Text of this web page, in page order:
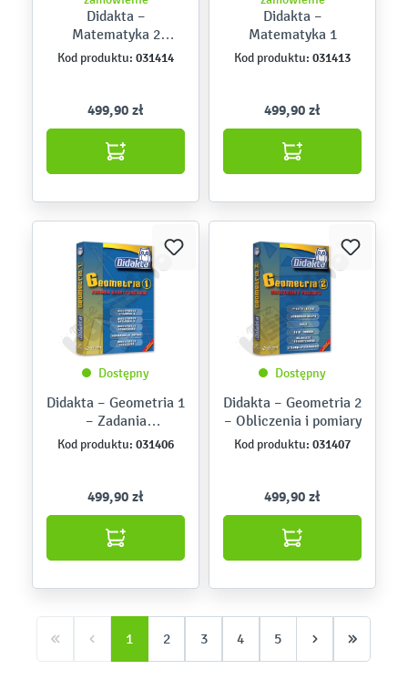
Didakta –
Matematyka 2
Algebra
Kod produktu: 031414
499,90 zł
Didakta –
Matematyka 1
Kod produktu: 031413
499,90 zł
Dostępny
Didakta – Geometria 1
– Zadania
konstrukcyjne
Kod produktu: 031406
499,90 zł
Dostępny
Didakta – Geometria 2
– Obliczenia i pomiary
Kod produktu: 031407
499,90 zł
1 2 3 4 5